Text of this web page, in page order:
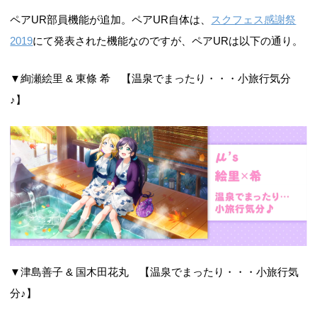
ペアUR部員機能が追加。ペアUR自体は、 スクフェス感謝祭
2019にて発表された機能なのですが、ペアURは以下の通り。
▼絢瀬絵里 & 東條 希 【温泉でまったり・・・小旅行気分
♪】
▼津島善子 & 国木田花丸 【温泉でまったり・・・小旅行気
分♪】